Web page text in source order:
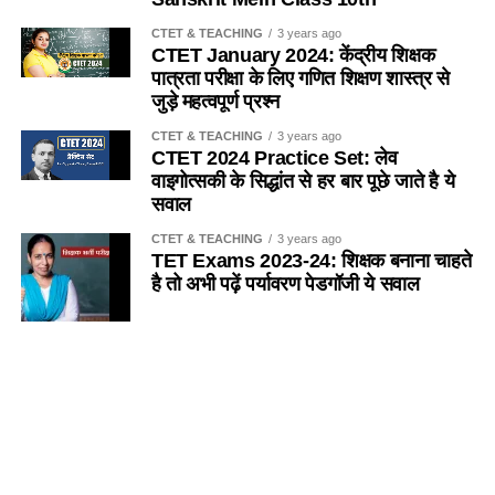
(a) तेतैया दर्श
(b) चिंटी
(c) दीमक
(d) मकड़ी
Q.5 कुत्ता मछली का आवास है
(a) नदी
Ans- d
2. यदि किसी विद्यालय में 151 विद्यार्थी है, तो प्रधानाध्यापक सहित
अध्यापकों की संख्या कितनी होगी ?/If there are 151 students in
a school, then what will be the number of teachers
including the headmaster?
(a) 4
(b) 5
CTET & TEACHING 3 years ago
CTET January 2024: केंद्रीय शिक्षक
पात्रता परीक्षा के लिए गणित शिक्षण शास्त्र से
जुड़े महत्वपूर्ण प्रश्न
CTET & TEACHING 3 years ago
CTET 2024 Practice Set: लेव
वाइगोत्सकी के सिद्धांत से हर बार पूछे जाते है ये
सवाल
CTET & TEACHING 3 years ago
TET Exams 2023-24: शिक्षक बनाना चाहते
है तो अभी पढ़ें पर्यावरण पेडगॉजी ये सवाल